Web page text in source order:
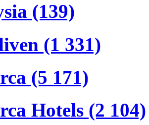
(139)
(1 331)
(5 171)
Hotels (2 104)